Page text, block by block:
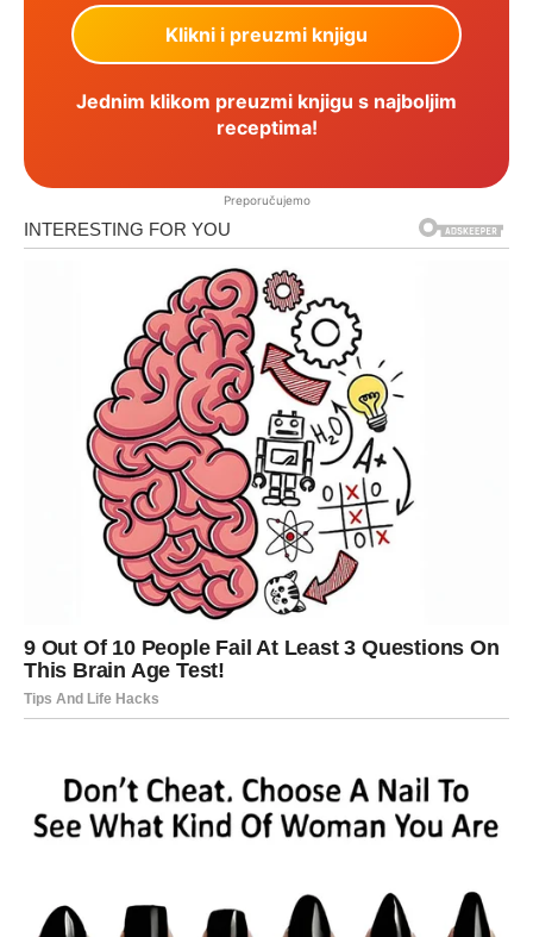
Jednim klikom preuzmi knjigu s najboljim
receptima!
Preporučujemo